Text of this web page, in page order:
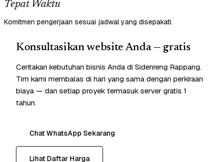
Tepat Waktu
Komitmen pengerjaan sesuai jadwal yang disepakati.
Konsultasikan website Anda — gratis
Ceritakan kebutuhan bisnis Anda di Sidenreng Rappang.
Tim kami membalas di hari yang sama dengan perkiraan
biaya — dan setiap proyek termasuk server gratis 1
tahun.
Chat WhatsApp Sekarang
Lihat Daftar Harga